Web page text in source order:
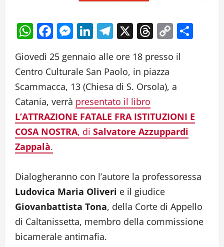
WhatsApp
Facebook
Messenger
LinkedIn
Telegram
X Threads
Copy
Giovedì 25 gennaio alle ore 18 presso il
Centro Culturale San Paolo, in piazza
Scammacca, 13 (Chiesa di S. Orsola), a
Catania, verrà presentato il libro
L’ATTRAZIONE FATALE FRA ISTITUZIONI E
COSA NOSTRA, di Salvatore Azzuppardi
Zappalà.
Dialogheranno con l’autore la professoressa
Ludovica Maria Oliveri e il giudice
Giovanbattista Tona, della Corte di Appello
di Caltanissetta, membro della commissione
bicamerale antimafia.